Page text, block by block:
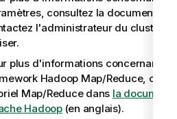
consultez la
l'administrateur du cluster
plus d'informations concernant le
Hadoop Map/Reduce,
Map/Reduce dans la
Hadoop(en anglais).